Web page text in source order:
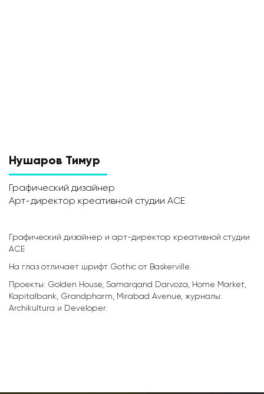
Нушаров Тимур
Графический дизайнер
Арт-директор креативной студии ACE
Графический дизайнер и арт-директор креативной студии
ACE
На глаз отличает шрифт Gothic от Baskerville.
Проекты: Golden House, Samarqand Darvoza, Home Market,
Kapitalbank, Grandpharm, Mirabad Avenue, журналы:
Archikultura и Developer.